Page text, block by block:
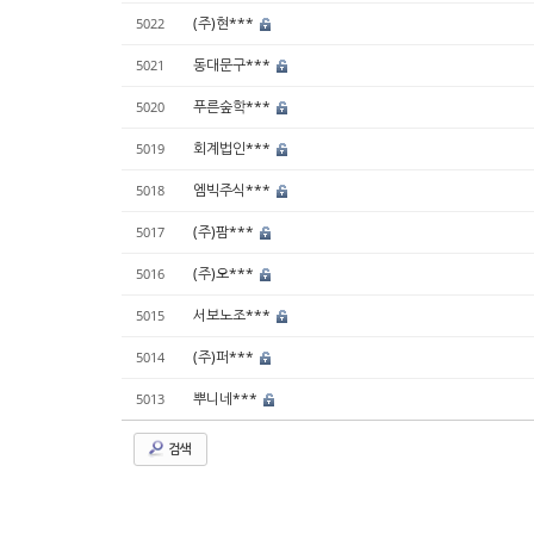
5022 (주)현***
5021 동대문구***
5020 푸른숲학***
5019 회계법인***
5018 엠빅주식***
5017 (주)팜***
5016 (주)오***
5015 서보노조***
5014 (주)퍼***
5013 뿌니네***
검색